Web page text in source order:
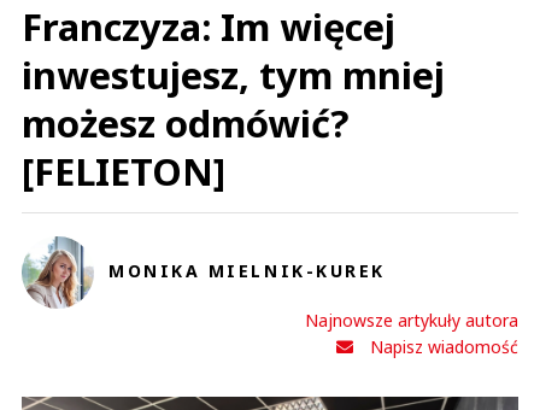
Franczyza: Im więcej
inwestujesz, tym mniej
możesz odmówić?
[FELIETON]
MONIKA MIELNIK-KUREK
Najnowsze artykuły autora
Napisz wiadomość